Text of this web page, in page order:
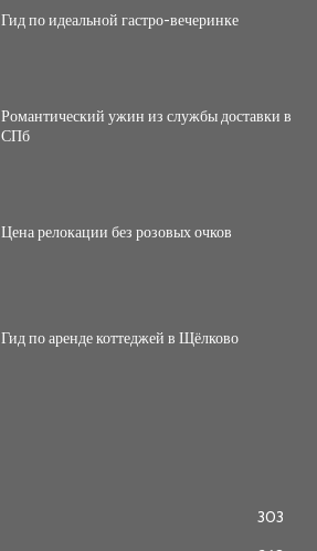
Гид по идеальной гастро-вечеринке
Романтический ужин из службы доставки в
СПб
Цена релокации без розовых очков
Гид по аренде коттеджей в Щёлково
303